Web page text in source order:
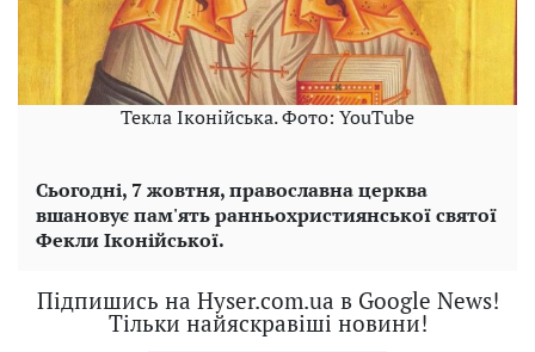
Текла Іконійська. Фото: YouTube
Сьогодні, 7 жовтня, православна церква
вшановує пам'ять ранньохристиянської святої
Фекли Іконійської.
Підпишись на Hyser.com.ua в Google News!
Тільки найяскравіші новини!